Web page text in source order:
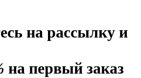
на рассылку и
на первый заказ